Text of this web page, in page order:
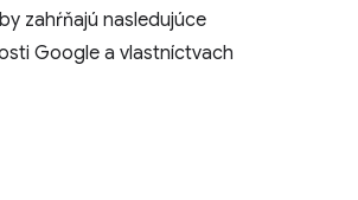
zahŕňajú nasledujúce
Google a vlastníctvach